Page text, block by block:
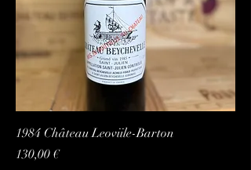
1984 Château Leoviile-Barton
Preço
130,00 €